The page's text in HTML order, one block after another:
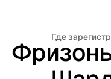
Где